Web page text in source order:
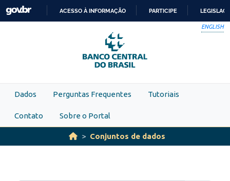
Skip to main content
PARA
O
CONTEÚDO
ACESSO À INFORMAÇÃO PARTICIPE
ENGLISH
Dados Perguntas Frequentes Tutoriais
Contato Sobre o Portal
Conjuntos de dados